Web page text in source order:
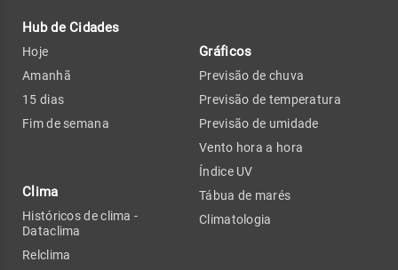
Hub de Cidades
Hoje
Amanhã
15 dias
Fim de semana
Clima
Históricos de clima -
Dataclima
Relclima
Gráficos
Previsão de chuva
Previsão de temperatura
Previsão de umidade
Vento hora a hora
Índice UV
Tábua de marés
Climatologia